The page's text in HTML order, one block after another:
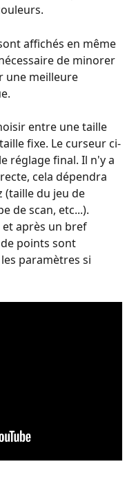
affichés en même
de minorer
une meilleure
entre une taille
fixe. Le curseur ci-
réglage final. Il n'y a
cela dépendra
(taille du jeu de
de scan, etc...).
et après un bref
points sont
paramètres si